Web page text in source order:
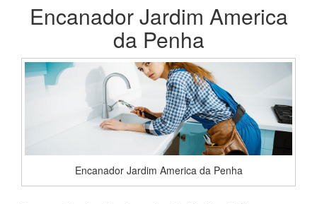
Encanador Jardim America
da Penha
Encanador Jardim America da Penha